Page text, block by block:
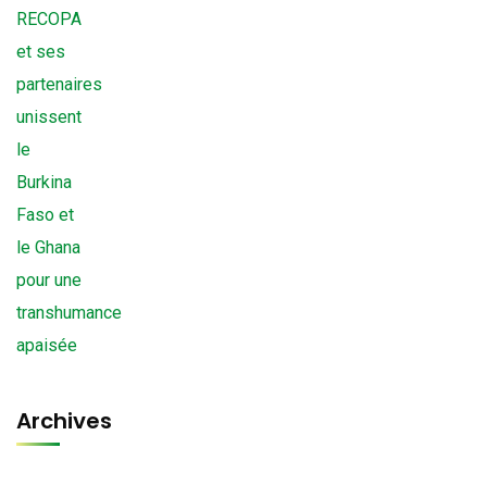
Archives